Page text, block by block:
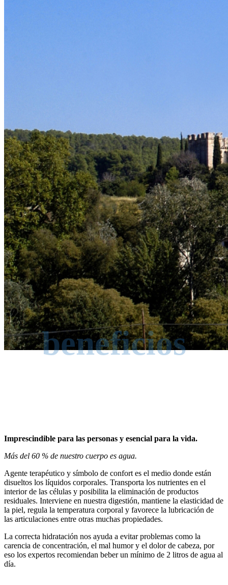
beneficios
Imprescindible para las personas y esencial para la vida.
Más del 60 % de nuestro cuerpo es agua.
Agente terapéutico y símbolo de confort es el medio donde están
disueltos los líquidos corporales. Transporta los nutrientes en el
interior de las células y posibilita la eliminación de productos
residuales. Interviene en nuestra digestión, mantiene la elasticidad de
la piel, regula la temperatura corporal y favorece la lubricación de
las articulaciones entre otras muchas propiedades.
La correcta hidratación nos ayuda a evitar problemas como la
carencia de concentración, el mal humor y el dolor de cabeza, por
eso los expertos recomiendan beber un mínimo de 2 litros de agua al
día.